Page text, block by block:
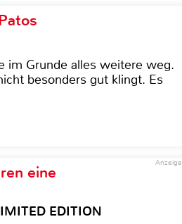
im Grunde alles weitere weg.
besonders gut klingt. Es
Anzeige
eine
EDITION